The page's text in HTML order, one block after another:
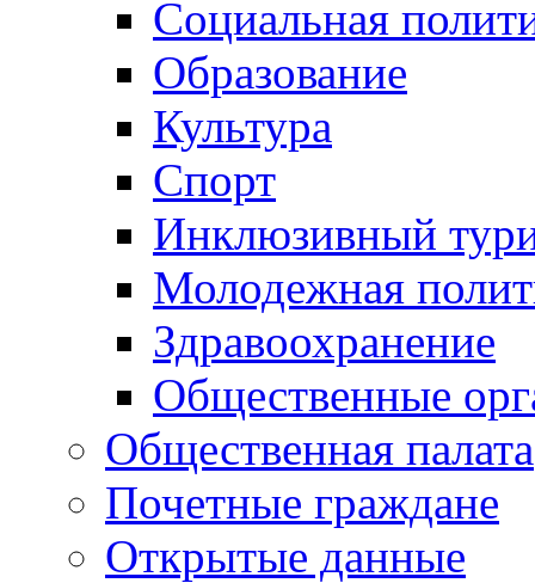
Социальная
Образование
Культура
Спорт
Инклюзивный
Молодежная
Здравоохранение
Общественные
Общественная палата
Почетные граждане
Открытые данные